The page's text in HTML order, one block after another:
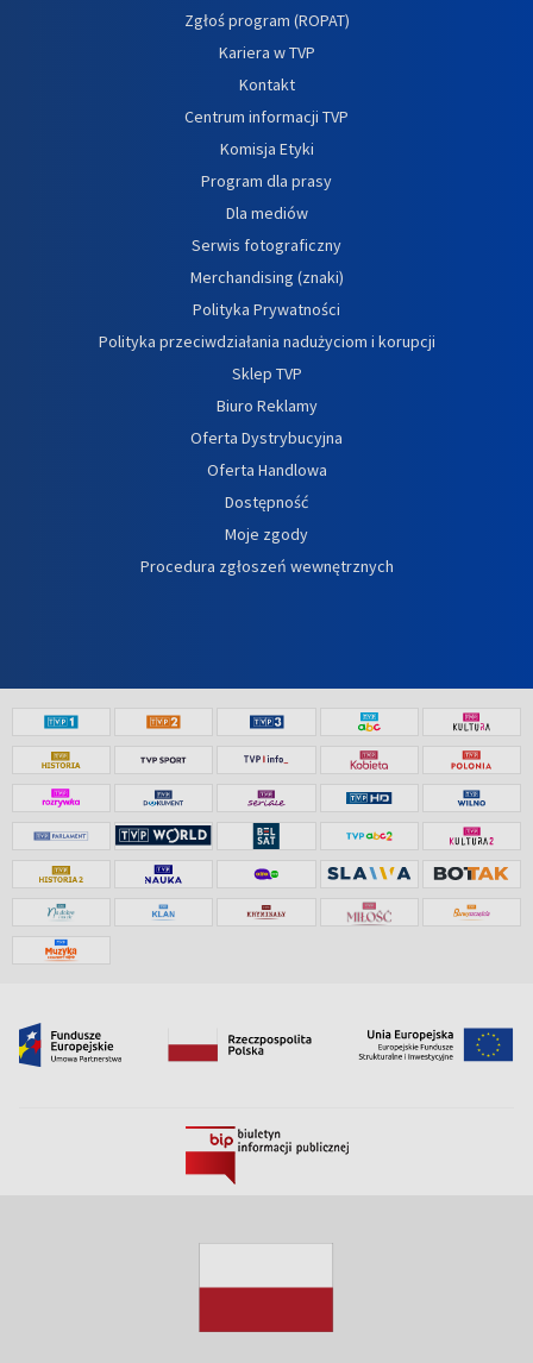
Zgłoś program (ROPAT)
Kariera w TVP
Kontakt
Centrum informacji TVP
Komisja Etyki
Program dla prasy
Dla mediów
Serwis fotograficzny
Merchandising (znaki)
Polityka Prywatności
Polityka przeciwdziałania nadużyciom i korupcji
Sklep TVP
Biuro Reklamy
Oferta Dystrybucyjna
Oferta Handlowa
Dostępność
Moje zgody
Procedura zgłoszeń wewnętrznych